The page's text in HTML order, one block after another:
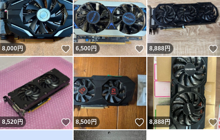
8,000円 いいね！
6,500円 いいね！
8,888円
8,520円 いいね！
8,500円 いいね！
8,888円